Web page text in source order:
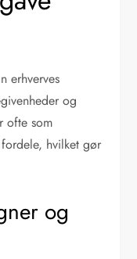
erhverves
og
ofte som
hvilket gør
og